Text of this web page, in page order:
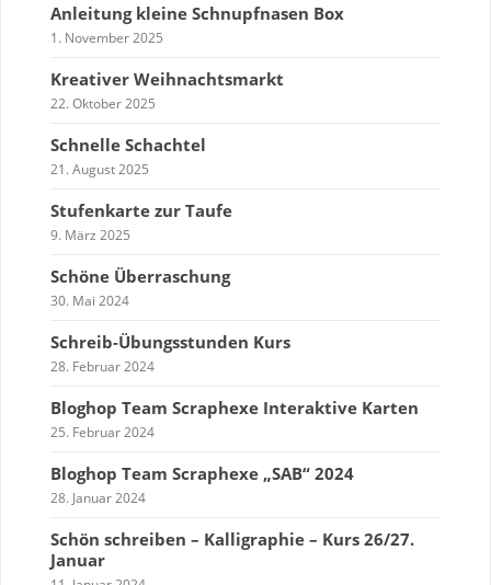
Anleitung kleine Schnupfnasen Box
1. November 2025
Kreativer Weihnachtsmarkt
22. Oktober 2025
Schnelle Schachtel
21. August 2025
Stufenkarte zur Taufe
9. März 2025
Schöne Überraschung
30. Mai 2024
Schreib-Übungsstunden Kurs
28. Februar 2024
Bloghop Team Scraphexe Interaktive Karten
25. Februar 2024
Bloghop Team Scraphexe „SAB“ 2024
28. Januar 2024
Schön schreiben – Kalligraphie – Kurs 26/27.
Januar